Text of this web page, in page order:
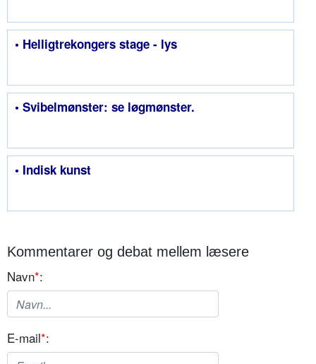
• Helligtrekongers stage - lys
• Svibelmønster: se løgmønster.
• Indisk kunst
Kommentarer og debat mellem læsere
Navn*:
E-mail*: